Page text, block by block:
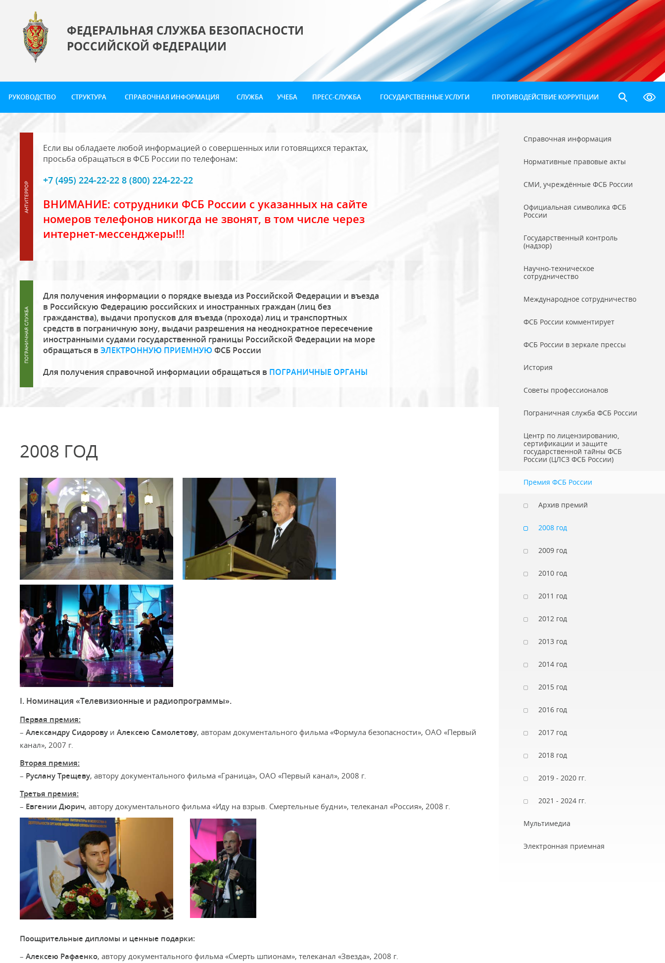
ФЕДЕРАЛЬНАЯ СЛУЖБА БЕЗОПАСНОСТИ
РОССИЙСКОЙ ФЕДЕРАЦИИ
РУКОВОДСТВО СТРУКТУРА СПРАВОЧНАЯ ИНФОРМАЦИЯ СЛУЖБА УЧЕБА ПРЕСС-СЛУЖБА ГОСУДАРСТВЕННЫЕ УСЛУГИ ПРОТИВОДЕЙСТВИЕ КОРРУПЦИИ
Если вы обладаете любой информацией о совершенных или готовящихся терактах,
просьба обращаться в ФСБ России по телефонам:
+7 (495) 224-22-22 8 (800) 224-22-22
ВНИМАНИЕ: сотрудники ФСБ России с указанных на сайте
номеров телефонов никогда не звонят, в том числе через
интернет-мессенджеры!!!
Для получения информации о порядке выезда из Российской Федерации и въезда
в Российскую Федерацию российских и иностранных граждан (лиц без
гражданства), выдачи пропусков для въезда (прохода) лиц и транспортных
средств в пограничную зону, выдачи разрешения на неоднократное пересечение
иностранными судами государственной границы Российской Федерации на море
обращаться в ЭЛЕКТРОННУЮ ПРИЕМНУЮ ФСБ России
Для получения справочной информации обращаться в ПОГРАНИЧНЫЕ ОРГАНЫ
2008 ГОД
I. Номинация «Телевизионные и радиопрограммы».
Первая премия:
– Александру Сидорову и Алексею Самолетову, авторам документального фильма «Формула безопасности», ОАО «Первый
канал», 2007 г.
Вторая премия:
– Руслану Трещеву, автору документального фильма «Граница», ОАО «Первый канал», 2008 г.
Третья премия:
– Евгении Дюрич, автору документального фильма «Иду на взрыв. Смертельные будни», телеканал «Россия», 2008 г.
Поощрительные дипломы и ценные подарки:
– Алексею Рафаенко, автору документального фильма «Смерть шпионам», телеканал «Звезда», 2008 г.
Справочная информация
Нормативные правовые акты
СМИ, учреждённые ФСБ России
Официальная символика ФСБ
России
Государственный контроль
(надзор)
Научно-техническое
сотрудничество
Международное сотрудничество
ФСБ России комментирует
ФСБ России в зеркале прессы
История
Советы профессионалов
Пограничная служба ФСБ России
Центр по лицензированию,
сертификации и защите
государственной тайны ФСБ
России (ЦЛСЗ ФСБ России)
Премия ФСБ России
Архив премий
2008 год
2009 год
2010 год
2011 год
2012 год
2013 год
2014 год
2015 год
2016 год
2017 год
2018 год
2019 - 2020 гг.
2021 - 2024 гг.
Мультимедиа
Электронная приемная